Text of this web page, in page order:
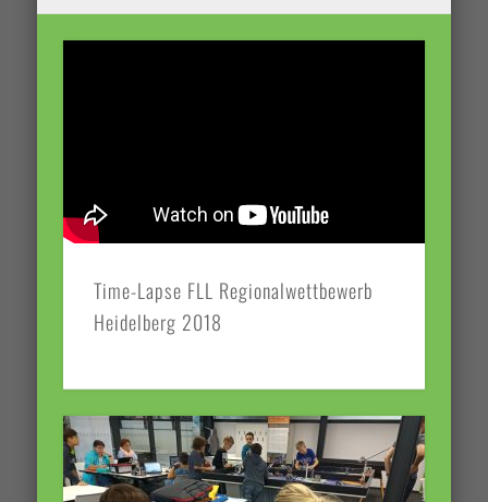
Time-Lapse FLL Regionalwettbewerb
Heidelberg 2018